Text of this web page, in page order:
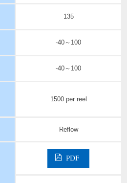
135
-40～100
-40～100
1500 per reel
Reflow
PDF